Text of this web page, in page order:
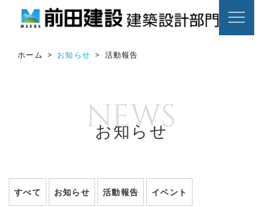
ホーム > お知らせ > 活動報告
お知らせ
すべて お知らせ 活動報告 イベント